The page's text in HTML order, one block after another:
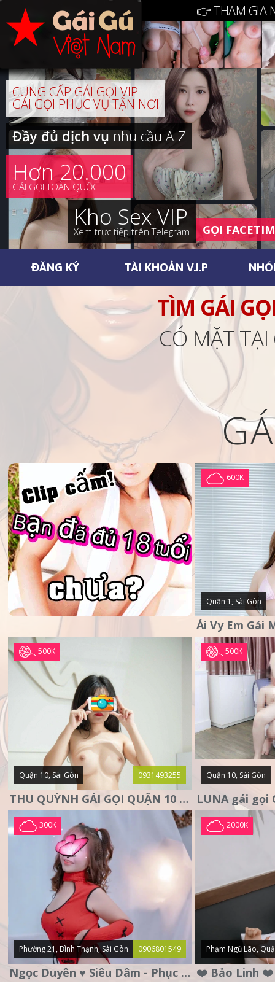
👉 THAM GIA
CUNG CẤP GÁI GỌI VIP
GÁI GỌI PHỤC VỤ TẬN NƠI
Đầy đủ dịch vụnhu cầu A-Z
Hơn 20.000
GÁI GỌI TOÀN QUỐC
Kho Sex VIP
Xem trực tiếp trên Telegram GỌI
ĐĂNG KÝ TÀI KHOẢN V.I.P
TÌM GÁI
CÓ MẶT
600K
Quận 1, Sài Gòn
500K
Quận 10, Sài Gòn 0931493255
THU QUỲNH GÁI GỌI QUẬN 10 – MẶT XINH DA TRẮNG – SANG
500K
Quận 10, Sài Gòn
300K
Phường 21, Bình Thạnh, Sài Gòn 0906801549
Ngọc Duyên ♥️ Siêu Dâm - Phục Vụ Tận Tình - Chu Đáo
2000K
Phạm Ngũ Lão,